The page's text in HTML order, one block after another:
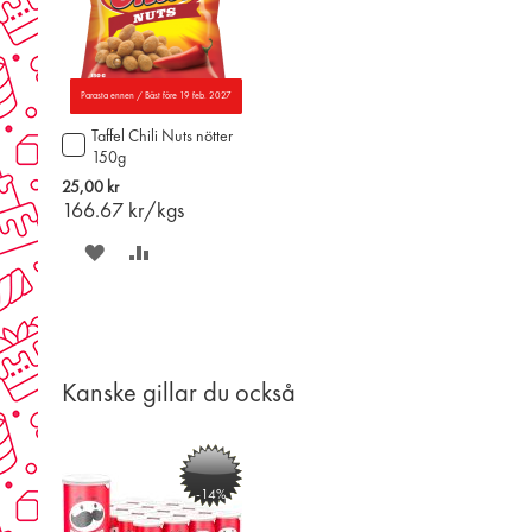
Parasta ennen / Bäst före 19 feb. 2027
Taffel Chili Nuts nötter
150g
25,00 kr
166.67 kr/kgs
Lägg
till
i
varukorgen
SPARA
Kanske gillar du också
-14%